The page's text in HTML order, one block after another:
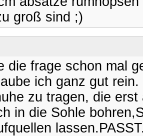
groß sind ;)
die frage schon mal
ich ganz gut
zu tragen, die
in die Sohle